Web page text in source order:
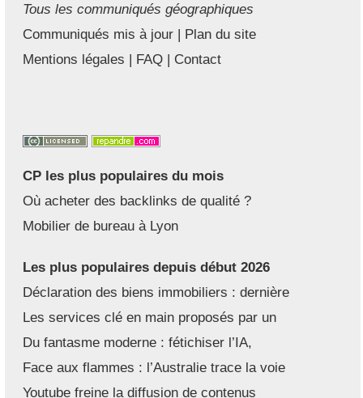
Tous les communiqués géographiques
Communiqués mis à jour | Plan du site
Mentions légales | FAQ | Contact
CP les plus populaires du mois
Où acheter des backlinks de qualité ?
Mobilier de bureau à Lyon
Les plus populaires depuis début 2026
Déclaration des biens immobiliers : dernière
Les services clé en main proposés par un
Du fantasme moderne : fétichiser l’IA,
Face aux flammes : l’Australie trace la voie
Youtube freine la diffusion de contenus